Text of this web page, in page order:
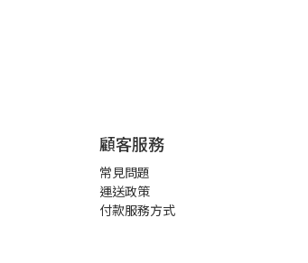
顧客服務
常見問題
運送政策
付款服務方式